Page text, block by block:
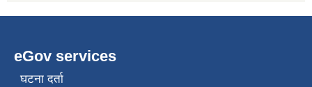
eGov services
घटना दर्ता